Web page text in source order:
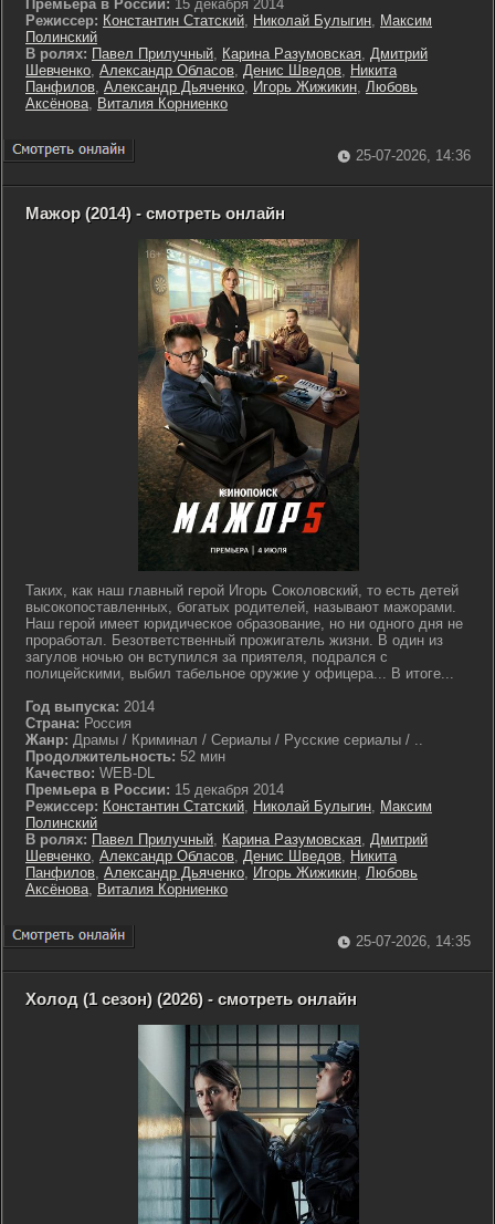
Премьера в России: 15 декабря 2014
Режиссер: Константин Статский, Николай Булыгин, Максим
Полинский
В ролях: Павел Прилучный, Карина Разумовская, Дмитрий
Шевченко, Александр Обласов, Денис Шведов, Никита
Панфилов, Александр Дьяченко, Игорь Жижикин, Любовь
Аксёнова, Виталия Корниенко
25-07-2026, 14:36
Мажор (2014) - смотреть онлайн
Таких, как наш главный герой Игорь Соколовский, то есть детей
высокопоставленных, богатых родителей, называют мажорами.
Наш герой имеет юридическое образование, но ни одного дня не
проработал. Безответственный прожигатель жизни. В один из
загулов ночью он вступился за приятеля, подрался с
полицейскими, выбил табельное оружие у офицера... В итоге...
Год выпуска: 2014
Страна: Россия
Жанр: Драмы / Криминал / Сериалы / Русские сериалы / ..
Продолжительность: 52 мин
Качество: WEB-DL
Премьера в России: 15 декабря 2014
Режиссер: Константин Статский, Николай Булыгин, Максим
Полинский
В ролях: Павел Прилучный, Карина Разумовская, Дмитрий
Шевченко, Александр Обласов, Денис Шведов, Никита
Панфилов, Александр Дьяченко, Игорь Жижикин, Любовь
Аксёнова, Виталия Корниенко
25-07-2026, 14:35
Холод (1 сезон) (2026) - смотреть онлайн